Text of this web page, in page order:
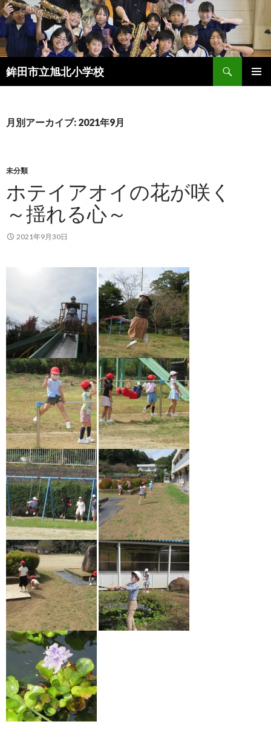
鉾田市立旭北小学校
索
ン
キ
プ
月別アーカイブ: 2021年9月
未分類
ホテイアオイの花が咲く
～揺れる心～
2021年9月30日